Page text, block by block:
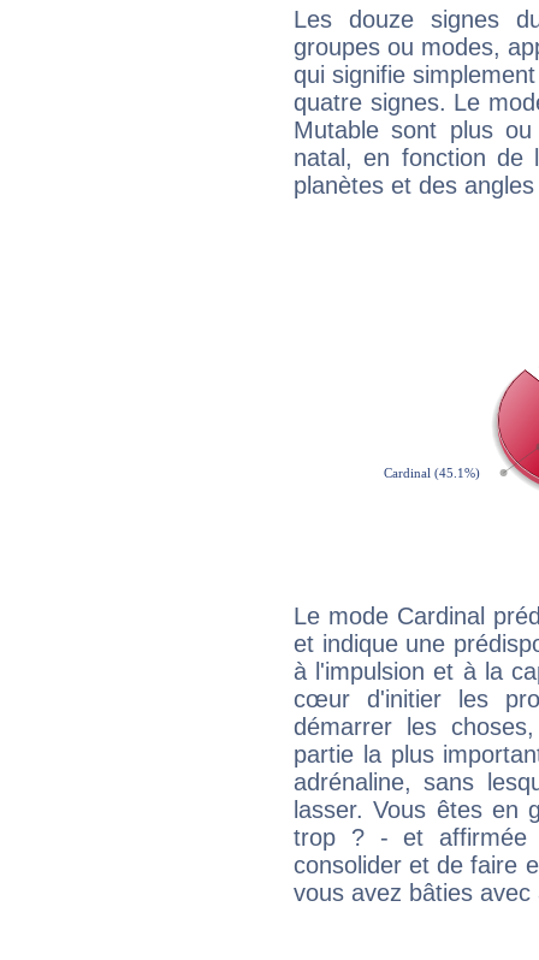
Les douze signes
groupes ou modes,
qui signifie
quatre signes. Le
Mutable sont plus
natal, en fonction de
planètes et des
Le mode Cardinal
et indique une
à l'impulsion et à la
cœur d'initier les
démarrer les
partie la plus
adrénaline, sans
lasser. Vous êtes en
trop ? - et affirmée
consolider et de faire
vous avez bâties avec